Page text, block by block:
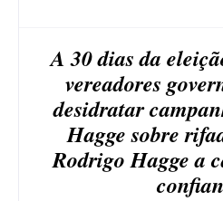
A 30 dias da
vereadores
desidratar
Hagge sobre
Rodrigo Hagge a